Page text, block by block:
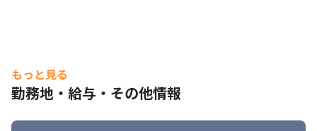
もっと見る
勤務地・給与・その他情報